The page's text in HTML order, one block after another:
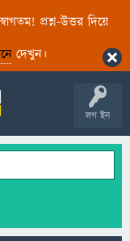
প্রশ্ন-উত্তর দিয়ে
দেখুন।
লগ ইন